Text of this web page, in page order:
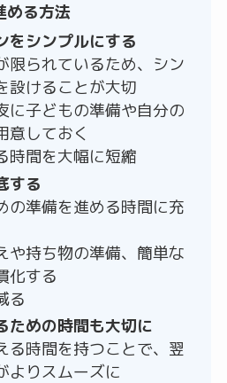
める方法
をシンプルにする
限られているため、シン
設けることが大切
に子どもの準備や自分の
意しておく
時間を大幅に短縮
する
の準備を進める時間に充
や持ち物の準備、簡単な
化する
る
ための時間も大切に
る時間を持つことで、翌
よりスムーズに